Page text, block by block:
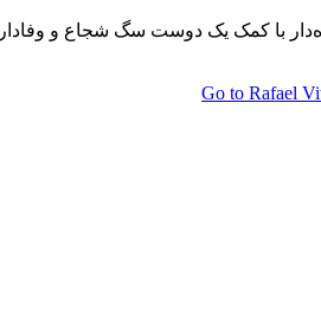
با کمک یک دوست سگ شجاع و
Go to Rafael